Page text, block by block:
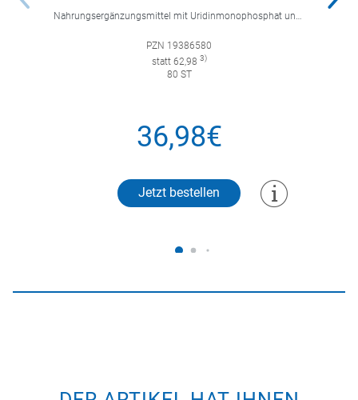
Nahrungsergänzungsmittel mit Uridinmonophosphat und B-Vitaminen zur Unterstützung der Nervenregeneration.
PZN 19386580
statt 62,98 3)
80 ST
36,98€
Jetzt bestellen